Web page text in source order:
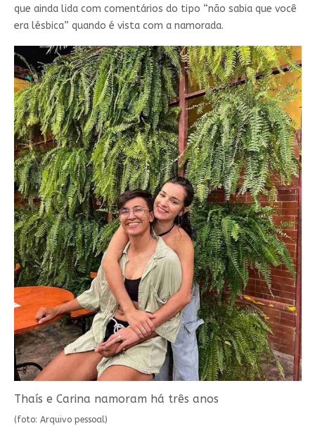
que ainda lida com comentários do tipo “não sabia que você
era lésbica” quando é vista com a namorada.
Thaís e Carina namoram há três anos
(foto: Arquivo pessoal)